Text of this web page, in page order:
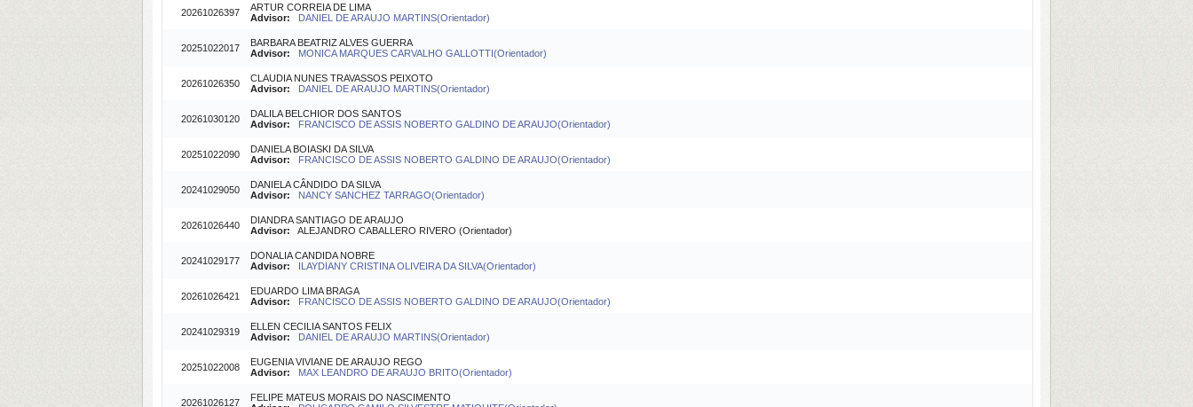
20261026397
ARTUR CORREIA DE LIMA
Advisor:
DANIEL DE ARAUJO MARTINS(Orientador)
20251022017
BARBARA BEATRIZ ALVES GUERRA
Advisor:
MONICA MARQUES CARVALHO GALLOTTI(Orientador)
20261026350
CLAUDIA NUNES TRAVASSOS PEIXOTO
Advisor:
DANIEL DE ARAUJO MARTINS(Orientador)
20261030120
DALILA BELCHIOR DOS SANTOS
Advisor:
FRANCISCO DE ASSIS NOBERTO GALDINO DE ARAUJO(Orientador)
20251022090
DANIELA BOIASKI DA SILVA
Advisor:
FRANCISCO DE ASSIS NOBERTO GALDINO DE ARAUJO(Orientador)
20241029050
DANIELA CÂNDIDO DA SILVA
Advisor:
NANCY SANCHEZ TARRAGO(Orientador)
20261026440
DIANDRA SANTIAGO DE ARAUJO
Advisor: ALEJANDRO CABALLERO RIVERO (Orientador)
20241029177
DONALIA CANDIDA NOBRE
Advisor:
ILAYDIANY CRISTINA OLIVEIRA DA SILVA(Orientador)
20261026421
EDUARDO LIMA BRAGA
Advisor:
FRANCISCO DE ASSIS NOBERTO GALDINO DE ARAUJO(Orientador)
20241029319
ELLEN CECILIA SANTOS FELIX
Advisor:
DANIEL DE ARAUJO MARTINS(Orientador)
20251022008
EUGENIA VIVIANE DE ARAUJO REGO
Advisor:
MAX LEANDRO DE ARAUJO BRITO(Orientador)
20261026127
FELIPE MATEUS MORAIS DO NASCIMENTO